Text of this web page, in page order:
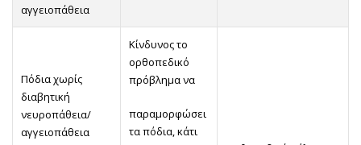
αγγειοπάθεια
Πόδια χωρίς
διαβητική
νευροπάθεια/
αγγειοπάθεια
Κίνδυνος το
ορθοπεδικό
πρόβλημα να
παραμορφώσει
τα πόδια, κάτι